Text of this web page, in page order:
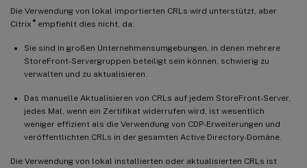
Die Verwendung von lokal importierten CRLs wird unterstützt, aber
Citrix ®empfiehlt dies nicht, da:
Sie sind in großen Unternehmensumgebungen, in denen mehrere
StoreFront-Servergruppen beteiligt sein können, schwierig zu
verwalten und zu aktualisieren.
Das manuelle Aktualisieren von CRLs auf jedem StoreFront-Server,
jedes Mal, wenn ein Zertifikat widerrufen wird, ist wesentlich
weniger effizient als die Verwendung von CDP-Erweiterungen und
veröffentlichten CRLs in der gesamten Active Directory-Domäne.
Die Verwendung von lokal installierten oder aktualisierten CRLs ist